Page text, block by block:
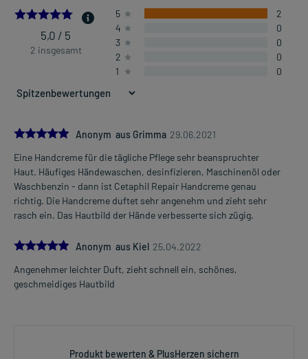
5.0
5,0 / 5
2 insgesamt
5
2
4
0
3
0
2
0
1
0
5.0Anonym aus Grimma 29.06.2021
Eine Handcreme für die tägliche Pflege sehr beanspruchter
Haut. Häufiges Händewaschen, desinfizieren, Maschinenöl oder
Waschbenzin - dann ist Cetaphil Repair Handcreme genau
richtig. Die Handcreme duftet sehr angenehm und zieht sehr
rasch ein. Das Hautbild der Hände verbesserte sich zügig.
5.0Anonym aus Kiel 25.04.2022
Angenehmer leichter Duft, zieht schnell ein, schönes,
geschmeidiges Hautbild
Produkt bewerten & PlusHerzen sichern